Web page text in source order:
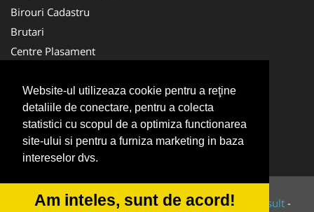
Website-ul utilizeaza cookie pentru a reţine
detaliile de conectare, pentru a colecta
statistici cu scopul de a optimiza functionarea
site-ului si pentru a furniza marketing in baza
intereselor dvs.
Am inteles, sunt de acord!
Birouri Cadastru
Brutari
Centre Plasament
Medici Familie
Ambalaje Romania
Cardiologul
Echipament Protectie
© 2014-2026 Powered byVilonMedia&Tokaido Consult -